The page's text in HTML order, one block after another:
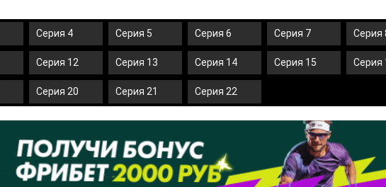
Серия 4 Серия 5 Серия 6 Серия 7 Серия
Серия 12 Серия 13 Серия 14 Серия 15 Серия
Серия 20 Серия 21 Серия 22